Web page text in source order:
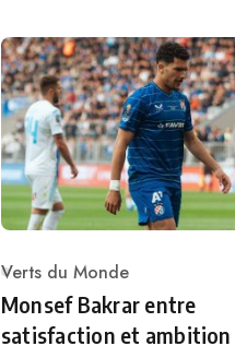
Category
Verts du Monde
Monsef Bakrar entre
satisfaction et ambition